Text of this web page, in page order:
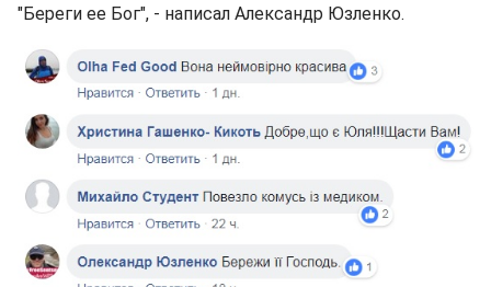
"Береги ее Бог", - написал Александр Юзленко.